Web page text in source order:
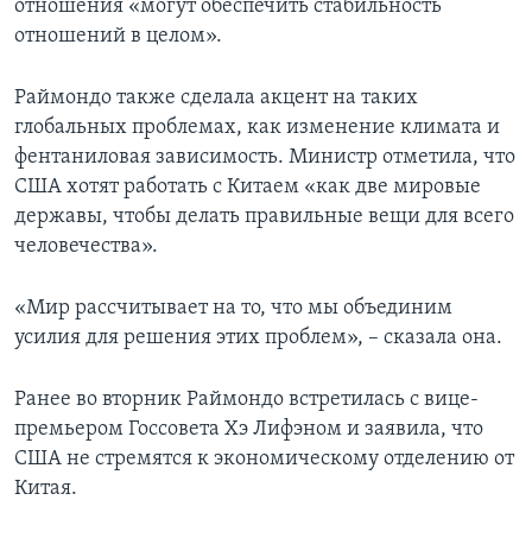
отношения «могут обеспечить стабильность
отношений в целом».
Раймондо также сделала акцент на таких
глобальных проблемах, как изменение климата и
фентаниловая зависимость. Министр отметила, что
США хотят работать с Китаем «как две мировые
державы, чтобы делать правильные вещи для всего
человечества».
«Мир рассчитывает на то, что мы объединим
усилия для решения этих проблем», – сказала она.
Ранее во вторник Раймондо встретилась с вице-
премьером Госсовета Хэ Лифэном и заявила, что
США не стремятся к экономическому отделению от
Китая.